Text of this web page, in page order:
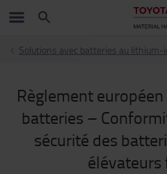
Solutions avec batteries au lithium-
Règlement
batteries –
sécurité des